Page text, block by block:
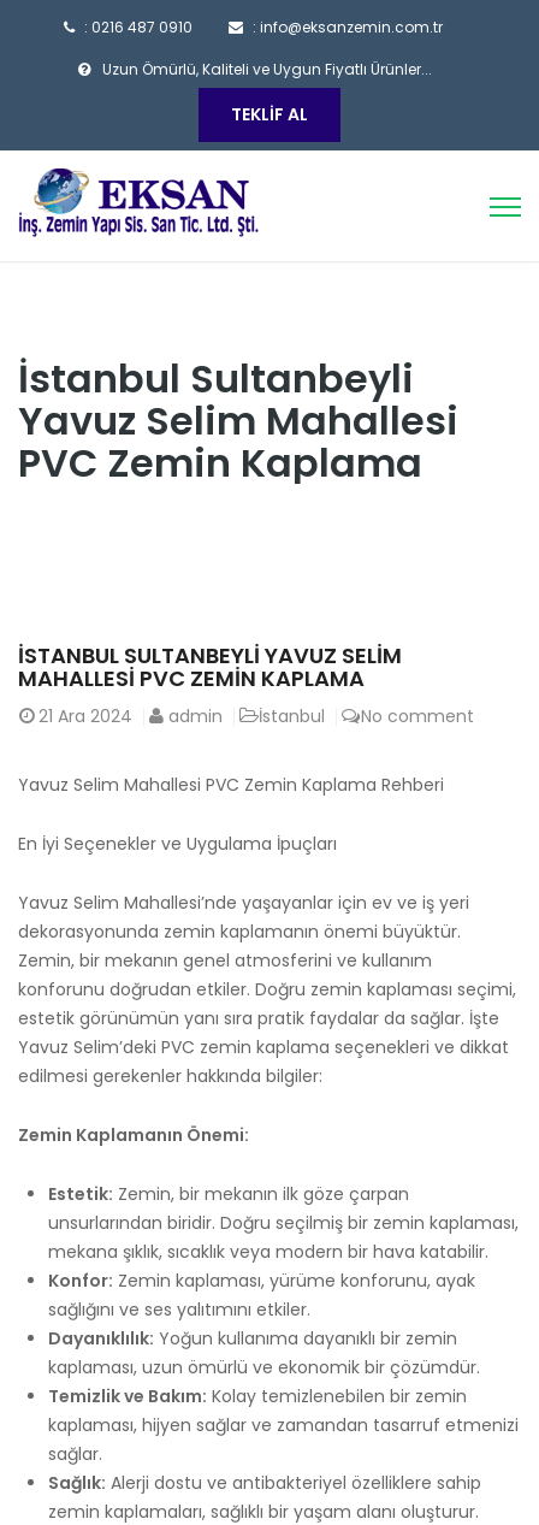
: 0216 487 0910 : info@eksanzemin.com.tr
Uzun Ömürlü, Kaliteli ve Uygun Fiyatlı Ürünler...
TEKLIF AL
İstanbul Sultanbeyli
Yavuz Selim Mahallesi
PVC Zemin Kaplama
İSTANBUL SULTANBEYLI YAVUZ SELIM
MAHALLESI PVC ZEMIN KAPLAMA
21 Ara 2024 admin İstanbul No comment
Yavuz Selim Mahallesi PVC Zemin Kaplama Rehberi
En İyi Seçenekler ve Uygulama İpuçları
Yavuz Selim Mahallesi’nde yaşayanlar için ev ve iş yeri
dekorasyonunda zemin kaplamanın önemi büyüktür.
Zemin, bir mekanın genel atmosferini ve kullanım
konforunu doğrudan etkiler. Doğru zemin kaplaması seçimi,
estetik görünümün yanı sıra pratik faydalar da sağlar. İşte
Yavuz Selim’deki PVC zemin kaplama seçenekleri ve dikkat
edilmesi gerekenler hakkında bilgiler:
Zemin Kaplamanın Önemi:
Estetik: Zemin, bir mekanın ilk göze çarpan
unsurlarından biridir. Doğru seçilmiş bir zemin kaplaması,
mekana şıklık, sıcaklık veya modern bir hava katabilir.
Konfor: Zemin kaplaması, yürüme konforunu, ayak
sağlığını ve ses yalıtımını etkiler.
Dayanıklılık: Yoğun kullanıma dayanıklı bir zemin
kaplaması, uzun ömürlü ve ekonomik bir çözümdür.
Temizlik ve Bakım: Kolay temizlenebilen bir zemin
kaplaması, hijyen sağlar ve zamandan tasarruf etmenizi
sağlar.
Sağlık: Alerji dostu ve antibakteriyel özelliklere sahip
zemin kaplamaları, sağlıklı bir yaşam alanı oluşturur.